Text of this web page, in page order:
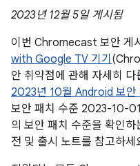
2023년 12월 5일 게시됨
이번 Chromecast 보안 게
with Google TV 기기
안 취약점에 관해 자세히
2023년 10월 Android 보안
보안 패치 수준 2023-10-
의 보안 패치 수준을 확인
전 및 출시 노트를 참고하세